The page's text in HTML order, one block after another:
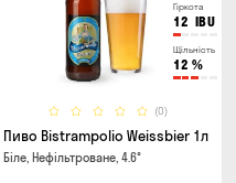
Гіркота
12 IBU
Щільність
12 %
(0)
Пиво Bistrampolio Weissbier 1л
Біле, Нефільтроване, 4.6°